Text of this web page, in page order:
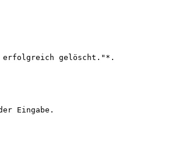
erfolgreich gelöscht."*.
Eingabe.